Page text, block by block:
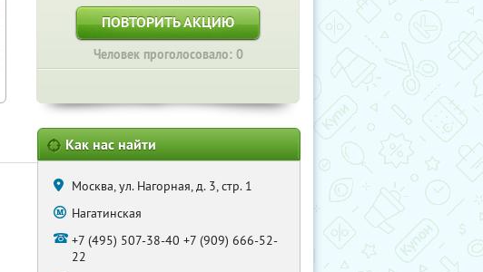
ПОВТОРИТЬ АКЦИЮ
Человек проголосовало: 0
Как нас найти
Москва, ул. Нагорная, д. 3, стр. 1
Нагатинская
+7 (495) 507-38-40 +7 (909) 666-52-
22